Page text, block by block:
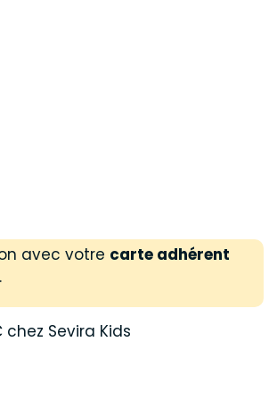
avec votre carte adhérent
Sevira Kids